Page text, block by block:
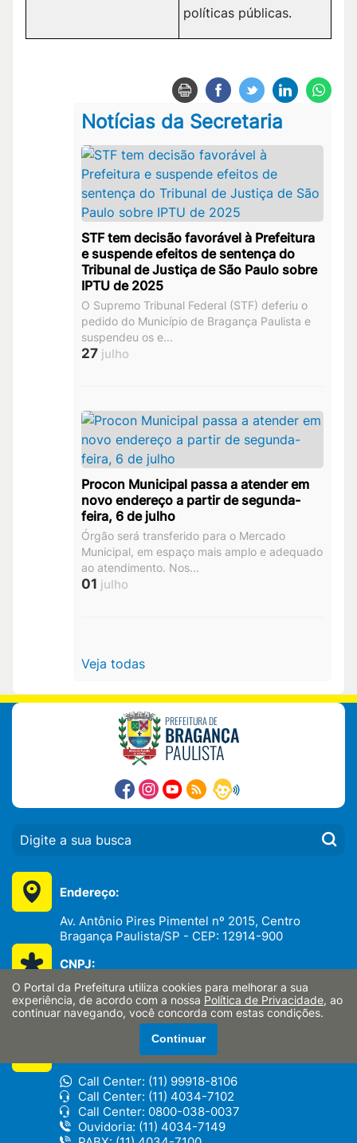
políticas públicas.
Notícias da Secretaria
STF tem decisão favorável à Prefeitura
e suspende efeitos de sentença do
Tribunal de Justiça de São Paulo sobre
IPTU de 2025
O Supremo Tribunal Federal (STF) deferiu o
pedido do Município de Bragança Paulista e
suspendeu os e...
27 julho
Procon Municipal passa a atender em
novo endereço a partir de segunda-
feira, 6 de julho
Órgão será transferido para o Mercado
Municipal, em espaço mais amplo e adequado
ao atendimento. Nos...
01 julho
Veja todas
PREFEITURA DE
BRAGANÇA
PAULISTA
Endereço:
Av. Antônio Pires Pimentel nº 2015, Centro
Bragança Paulista/SP - CEP: 12914-900
CNPJ:
46.352.746/0001-65
Call Center: (11) 99918-8106
Call Center: (11) 4034-7102
Call Center: 0800-038-0037
Ouvidoria: (11) 4034-7149
O Portal da Prefeitura utiliza cookies para melhorar a sua
experiência, de acordo com a nossa Política de Privacidade, ao
continuar navegando, você concorda com estas condições.
Continuar